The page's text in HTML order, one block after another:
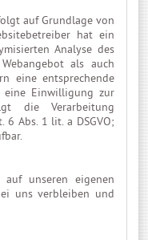
auf Grundlage von
hat ein
Analyse des
als auch
eine entsprechende
eine Einwilligung zur
die Verarbeitung
Abs. 1 lit. a DSGVO;
unseren eigenen
uns verbleiben und